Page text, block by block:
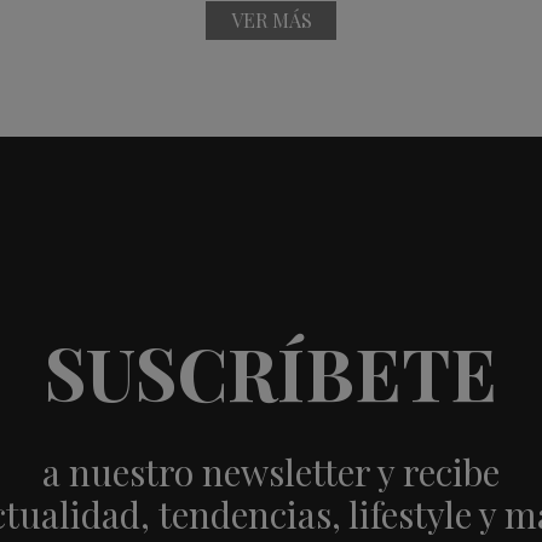
VER MÁS
SUSCRÍBETE
a nuestro newsletter y recibe
tendencias, lifestyle y